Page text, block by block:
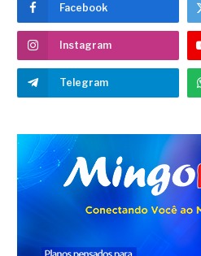
Facebook
Instagram
Telegram